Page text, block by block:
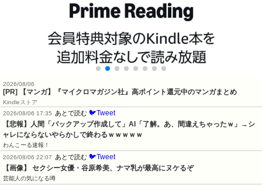
2026/08/06
[PR] 【マンガ】『マイクロマガジン社』高ポイント還元中のマンガまとめ
Kindleストア
2026/08/06 17:35 あとで読む 🐦Tweet
【悲報】人間「バックアップ作成して」AI「了解。あ、間違えちゃったｗ」→シ
ャレにならないやらかしで終わるｗｗｗｗｗ
わんこーる速報！
2026/08/06 22:07 あとで読む 🐦Tweet
【画像】 セクシー女優・谷原希美、ナマ乳が最高にヌケるぞ
芸能人の気になる噂